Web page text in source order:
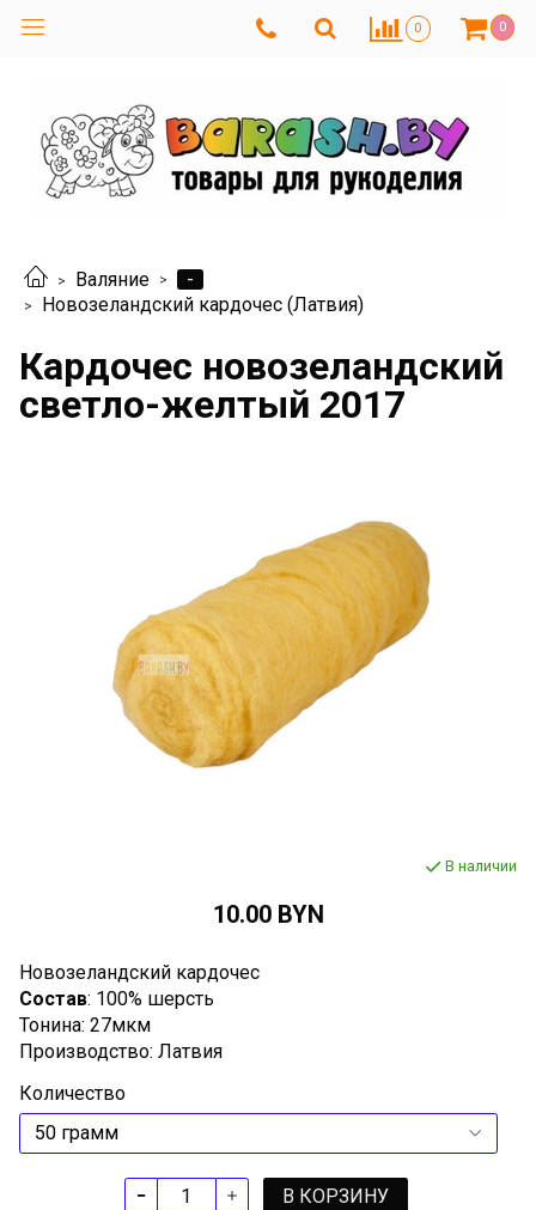
0 0
Валяние
-
Новозеландский кардочес (Латвия)
Кардочес новозеландский
светло-желтый 2017
В наличии
10.00 BYN
Новозеландский кардочес
Состав: 100% шерсть
Тонина: 27мкм
Производство: Латвия
Количество
В КОРЗИНУ